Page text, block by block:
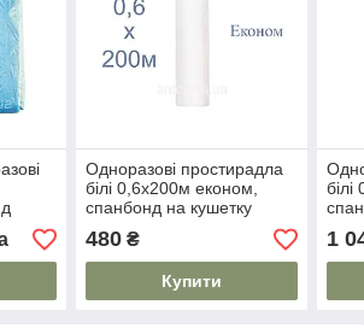
Одноразові простирадла
білі 0,6х200м економ,
спанбонд на кушетку
480₴
Купити
1